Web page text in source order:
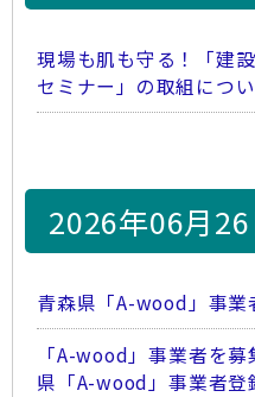
現場も肌も守る！「建
セミナー」の取組につい
2026年06月26
青森県「A-wood」事業
「A-wood」事業者を
県「A-wood」事業者登